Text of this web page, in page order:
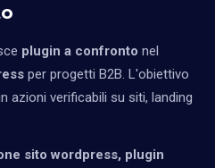
plugin a confronto nel
per progetti B2B. L'obiettivo
azioni verificabili su siti, landing
sito wordpress, plugin